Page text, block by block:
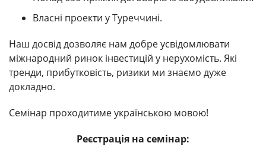
Власні проекти у Туреччині.
Наш досвід дозволяє нам добре усвідомлювати
міжнародний ринок інвестицій у нерухомість. Які
тренди, прибутковість, ризики ми знаємо дуже
докладно.
Семінар проходитиме українською мовою!
Реєстрація на семінар: